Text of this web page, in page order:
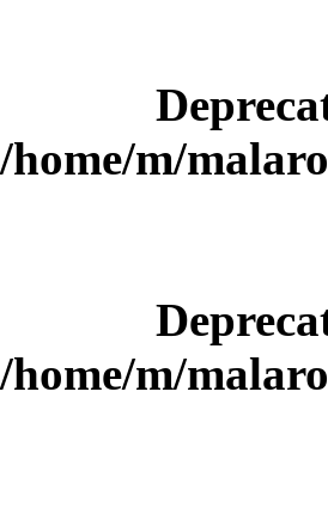
/home/m/
/home/m/